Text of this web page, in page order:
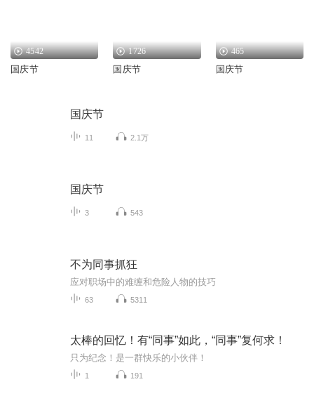
4542
国庆节
1726
国庆节
465
国庆节
国庆节
11 2.1万
国庆节
3 543
不为同事抓狂
应对职场中的难缠和危险人物的技巧
63 5311
太棒的回忆！有“同事”如此，“同事”复何求！
只为纪念！是一群快乐的小伙伴！
1 191